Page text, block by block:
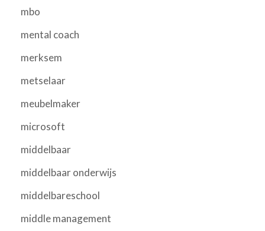
mbo
mental coach
merksem
metselaar
meubelmaker
microsoft
middelbaar
middelbaar onderwijs
middelbareschool
middle management